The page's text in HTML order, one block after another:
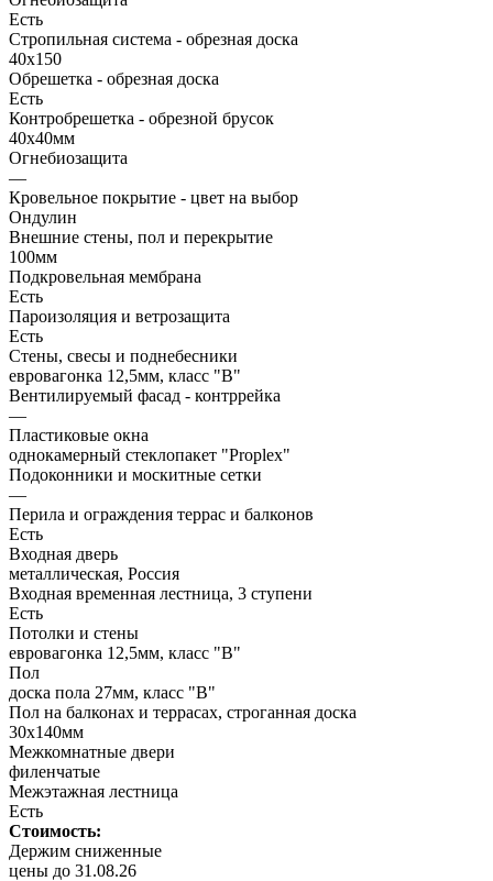
Есть
Стропильная система - обрезная доска
40х150
Обрешетка - обрезная доска
Есть
Контробрешетка - обрезной брусок
40х40мм
Огнебиозащита
—
Кровельное покрытие - цвет на выбор
Ондулин
Внешние стены, пол и перекрытие
100мм
Подкровельная мембрана
Есть
Пароизоляция и ветрозащита
Есть
Стены, свесы и поднебесники
евровагонка 12,5мм, класс "В"
Вентилируемый фасад - контррейка
—
Пластиковые окна
однокамерный стеклопакет "Proplex"
Подоконники и москитные сетки
—
Перила и ограждения террас и балконов
Есть
Входная дверь
металлическая, Россия
Входная временная лестница, 3 ступени
Есть
Потолки и стены
евровагонка 12,5мм, класс "В"
Пол
доска пола 27мм, класс "B"
Пол на балконах и террасах, строганная доска
30х140мм
Межкомнатные двери
филенчатые
Межэтажная лестница
Есть
Стоимость:
Держим сниженные
цены до 31.08.26